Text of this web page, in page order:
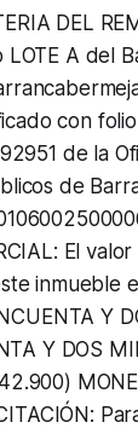
DEL
LOTE A del
con
de la
de
El
inmueble
Y
Y DOS